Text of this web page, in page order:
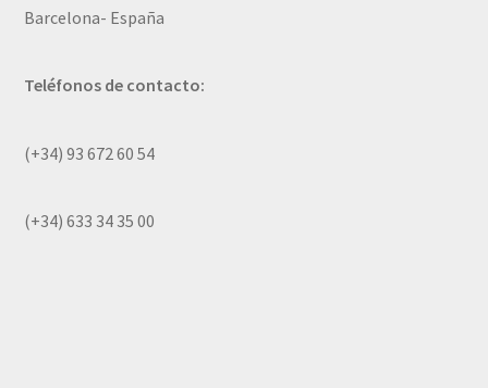
Barcelona- España
Teléfonos de contacto:
(+34) 93 672 60 54
(+34) 633 34 35 00